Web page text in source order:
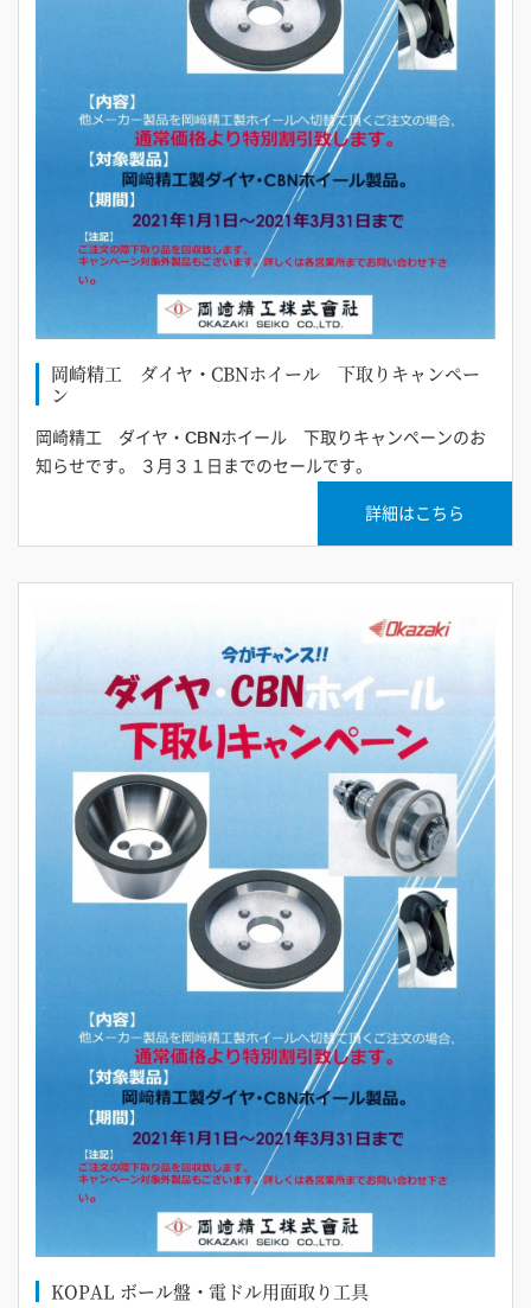
岡崎精工 ダイヤ・CBNホイール 下取りキャンペー
ン
岡崎精工 ダイヤ・CBNホイール 下取りキャンペーンのお
知らせです。 ３月３１日までのセールです。
詳細はこちら
KOPAL ボール盤・電ドル用面取り工具